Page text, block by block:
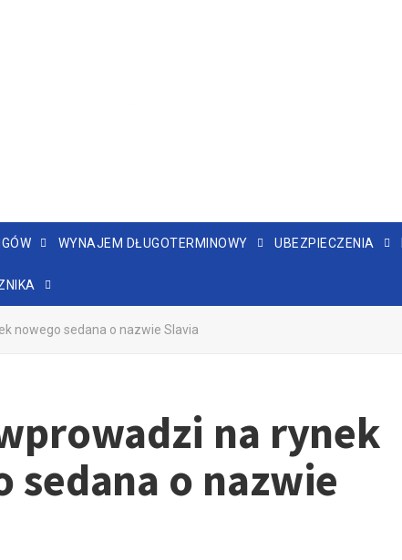
WYNAJEM DŁUGOTERMINOWY UBEZPIECZENIA
nowego sedana o nazwie Slavia
na rynek
sedana o nazwie